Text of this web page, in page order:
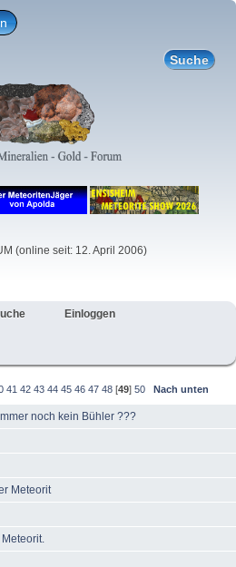
(online seit: 12. April 2006)
Einloggen
41 42 43 44 45 46 47 48 [49]50 Nach unten
noch kein Bühler ???
Meteorit